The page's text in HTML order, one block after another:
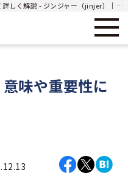
真実性の原則とは？意味や重要性について詳しく解説 - ジンジャー（jinjer）｜統合型人事システム
味や重要性に